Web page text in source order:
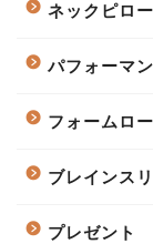
ネックピロー
パフォーマ
フォームロ
ブレインス
プレゼント